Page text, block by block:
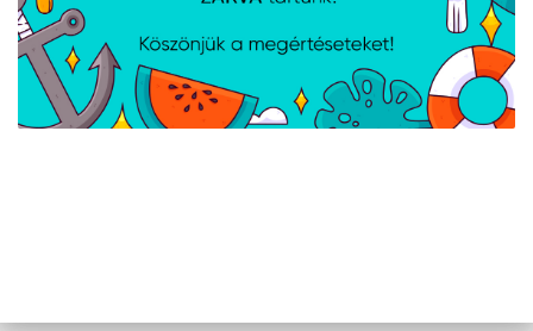
sebességfokozat)
Maximális
légáramlás
47,12 cfm
Max. légnyomás 1,06 mmH2O